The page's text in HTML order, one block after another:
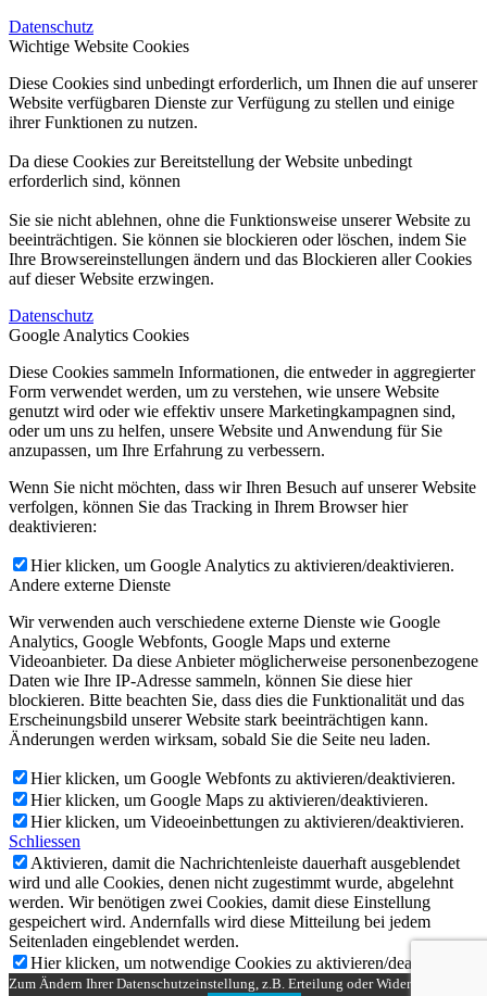
Datenschutz
Wichtige Website Cookies
Diese Cookies sind unbedingt erforderlich, um Ihnen die auf unserer
Website verfügbaren Dienste zur Verfügung zu stellen und einige
ihrer Funktionen zu nutzen.
Da diese Cookies zur Bereitstellung der Website unbedingt
erforderlich sind, können
Sie sie nicht ablehnen, ohne die Funktionsweise unserer Website zu
beeinträchtigen. Sie können sie blockieren oder löschen, indem Sie
Ihre Browsereinstellungen ändern und das Blockieren aller Cookies
auf dieser Website erzwingen.
Datenschutz
Google Analytics Cookies
Diese Cookies sammeln Informationen, die entweder in aggregierter
Form verwendet werden, um zu verstehen, wie unsere Website
genutzt wird oder wie effektiv unsere Marketingkampagnen sind,
oder um uns zu helfen, unsere Website und Anwendung für Sie
anzupassen, um Ihre Erfahrung zu verbessern.
Wenn Sie nicht möchten, dass wir Ihren Besuch auf unserer Website
verfolgen, können Sie das Tracking in Ihrem Browser hier
deaktivieren:
Hier klicken, um Google Analytics zu aktivieren/deaktivieren.
Andere externe Dienste
Wir verwenden auch verschiedene externe Dienste wie Google
Analytics, Google Webfonts, Google Maps und externe
Videoanbieter. Da diese Anbieter möglicherweise personenbezogene
Daten wie Ihre IP-Adresse sammeln, können Sie diese hier
blockieren. Bitte beachten Sie, dass dies die Funktionalität und das
Erscheinungsbild unserer Website stark beeinträchtigen kann.
Änderungen werden wirksam, sobald Sie die Seite neu laden.
Hier klicken, um Google Webfonts zu aktivieren/deaktivieren.
Hier klicken, um Google Maps zu aktivieren/deaktivieren.
Hier klicken, um Videoeinbettungen zu aktivieren/deaktivieren.
Schliessen
Aktivieren, damit die Nachrichtenleiste dauerhaft ausgeblendet
wird und alle Cookies, denen nicht zugestimmt wurde, abgelehnt
werden. Wir benötigen zwei Cookies, damit diese Einstellung
gespeichert wird. Andernfalls wird diese Mitteilung bei jedem
Seitenladen eingeblendet werden.
Hier klicken, um notwendige Cookies zu aktivieren/deaktivieren.
Zum Ändern Ihrer Datenschutzeinstellung, z.B. Erteilung oder Widerruf von